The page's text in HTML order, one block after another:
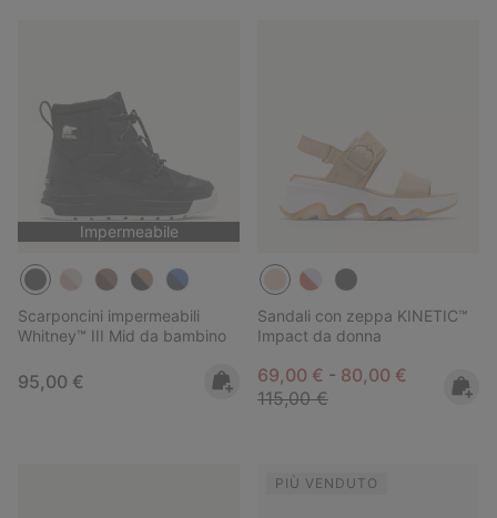
Impermeabile
Scarponcini impermeabili
Whitney™ III Mid da bambino
Regular price:
95,00 €
Sandali con zeppa KINETIC™
Impact da donna
Minimum sale price:
69,00 € - Maximum sale
80,00 € Regular
115,00 €
PIÙ VENDUTO